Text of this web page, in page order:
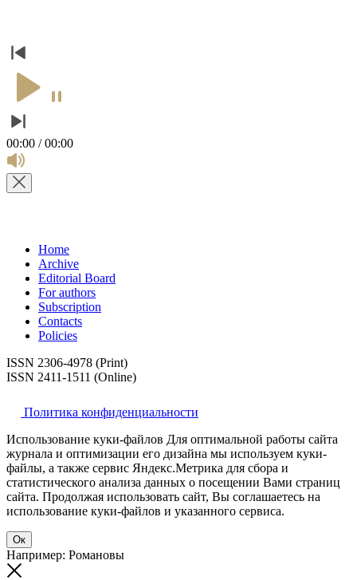
00:00 / 00:00
Home
Archive
Editorial Board
For authors
Subscription
Contacts
Policies
ISSN 2306-4978 (Print)
ISSN 2411-1511 (Online)
Политика конфиденциальности
Использование куки-файлов Для оптимальной работы сайта
журнала и оптимизации его дизайна мы используем куки-
файлы, а также сервис Яндекс.Метрика для сбора и
статистического анализа данных о посещении Вами страниц
сайта. Продолжая использовать сайт, Вы соглашаетесь на
использование куки-файлов и указанного сервиса.
Ок
Например: Романовы